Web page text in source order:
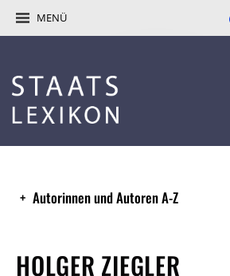
MENÜ
Autorinnen und Autoren A-Z
HOLGER ZIEGLER